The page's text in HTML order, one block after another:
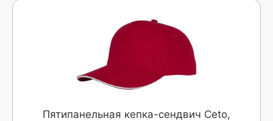
Пятипанельная кепка-сендвич Ceto,